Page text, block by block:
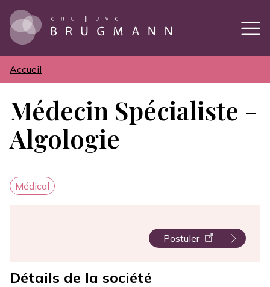
au
contenu
principal
Fil
d'Ariane
Accueil
Médecin Spécialiste -
Algologie
Catégorie
Médical
Détails de la société
Postuler